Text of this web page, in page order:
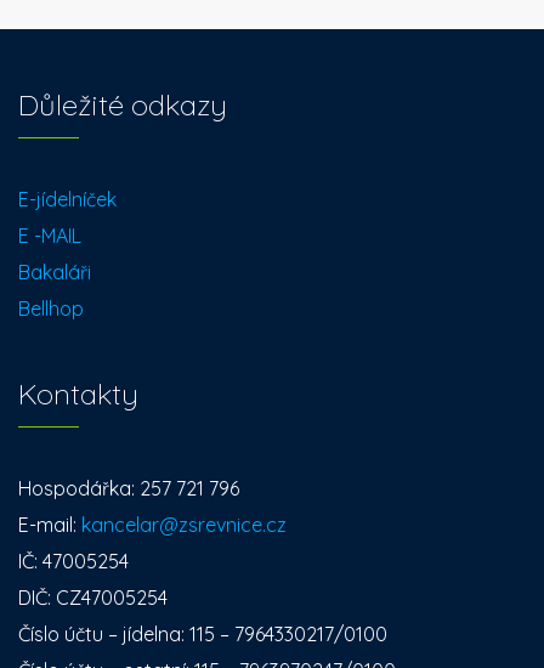
Důležité odkazy
E-jídelníček
E -MAIL
Bakaláři
Bellhop
Kontakty
Hospodářka: 257 721 796
E-mail: kancelar@zsrevnice.cz
IČ: 47005254
DIČ: CZ47005254
Číslo účtu – jídelna: 115 – 7964330217/0100